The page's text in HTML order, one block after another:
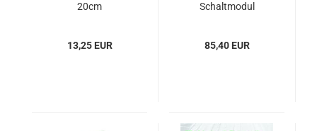
20cm
13,25 EUR
Schaltmodul
85,40 EUR